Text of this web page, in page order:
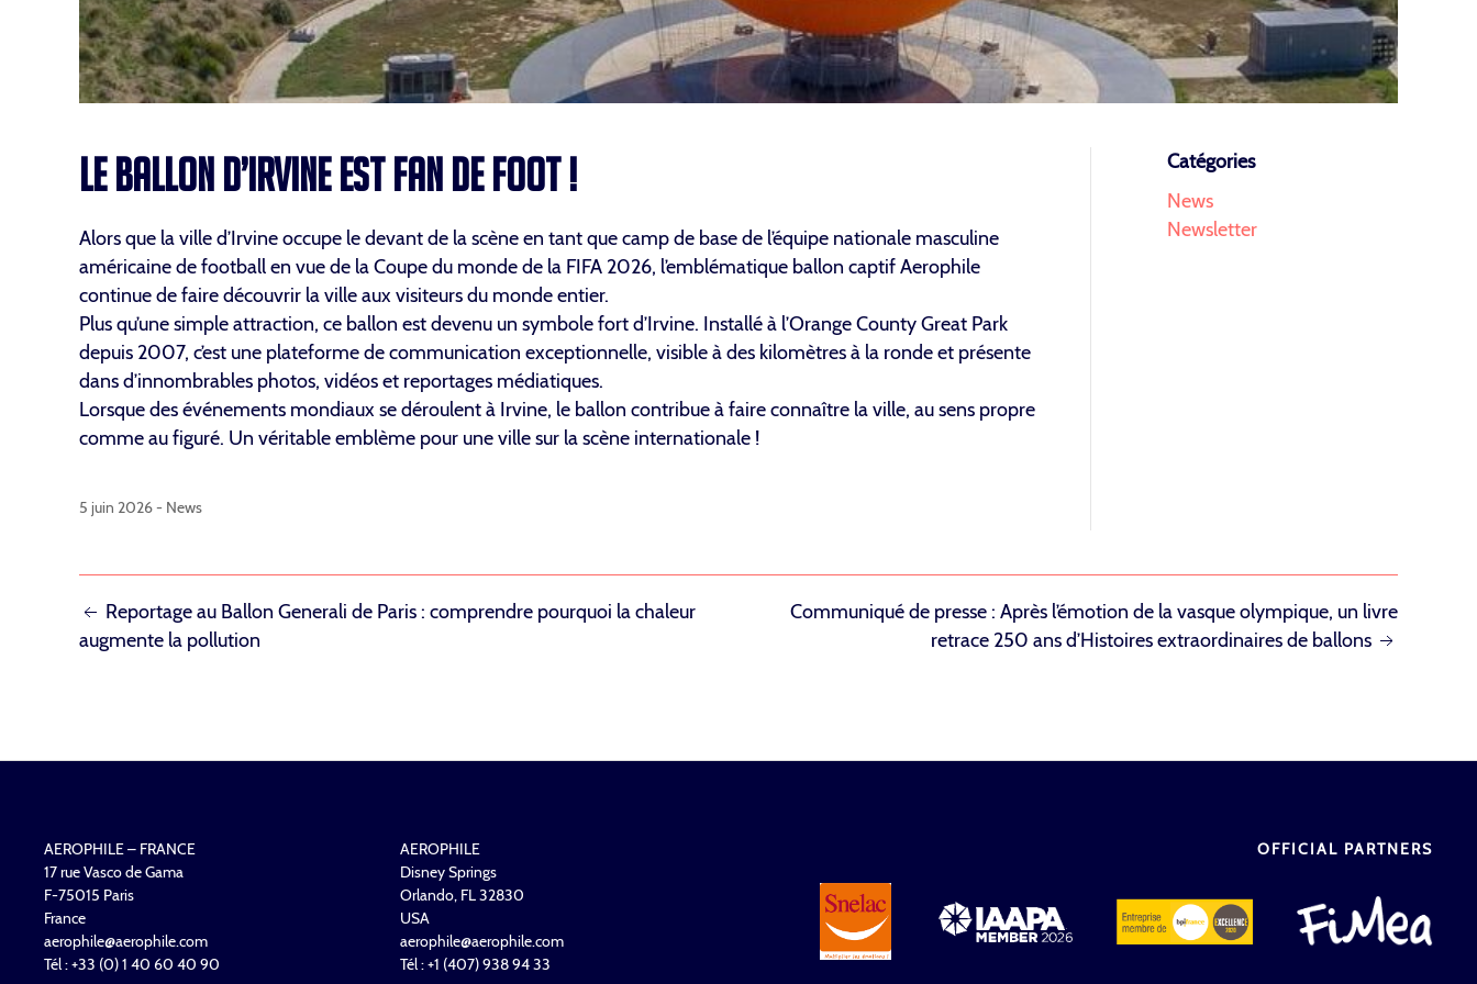
LE BALLON D’IRVINE EST FAN DE FOOT !
Alors que la ville d’Irvine occupe le devant de la scène en tant que camp de base de l’équipe nationale masculine
américaine de football en vue de la Coupe du monde de la FIFA 2026, l’emblématique ballon captif Aerophile
continue de faire découvrir la ville aux visiteurs du monde entier.
Plus qu’une simple attraction, ce ballon est devenu un symbole fort d’Irvine. Installé à l’Orange County Great Park
depuis 2007, c’est une plateforme de communication exceptionnelle, visible à des kilomètres à la ronde et présente
dans d’innombrables photos, vidéos et reportages médiatiques.
Lorsque des événements mondiaux se déroulent à Irvine, le ballon contribue à faire connaître la ville, au sens propre
comme au figuré. Un véritable emblème pour une ville sur la scène internationale !
5 juin 2026 - News
Catégories
News
Newsletter
NAVIGATION
DE
Reportage au Ballon Generali de Paris : comprendre pourquoi la chaleur
augmente la pollution
Communiqué de presse : Après l’émotion de la vasque olympique, un livre
retrace 250 ans d’Histoires extraordinaires de ballons
AEROPHILE – FRANCE
17 rue Vasco de Gama
F-75015 Paris
France
aerophile@aerophile.com
Tél : +33 (0) 1 40 60 40 90
AEROPHILE
Disney Springs
Orlando, FL 32830
USA
aerophile@aerophile.com
Tél : +1 (407) 938 94 33
OFFICIAL PARTNERS